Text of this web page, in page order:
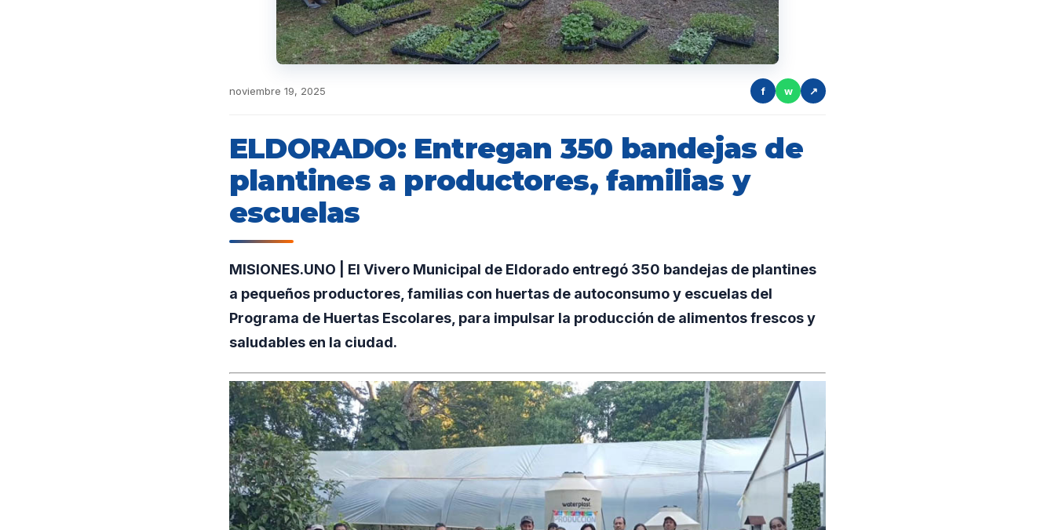
noviembre 19, 2025 f w ↗
ELDORADO: Entregan 350 bandejas de
plantines a productores, familias y
escuelas
MISIONES.UNO | El Vivero Municipal de Eldorado entregó 350 bandejas de plantines
a pequeños productores, familias con huertas de autoconsumo y escuelas del
Programa de Huertas Escolares, para impulsar la producción de alimentos frescos y
saludables en la ciudad.